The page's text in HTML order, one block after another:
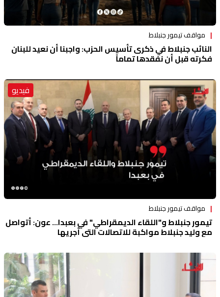
مواقف تيمور جنبلاط
النائب جنبلاط في ذكرى تأسيس الحزب: واجبنا أن نعيد للبنان
فكرته قبل أن نفقدها تماماً
فيديو
مواقف تيمور جنبلاط
تيمور جنبلاط و"اللقاء الديمقراطي" في بعبدا... عون: أتواصل
مع وليد جنبلاط مواكبة للاتصالات التي أجريها